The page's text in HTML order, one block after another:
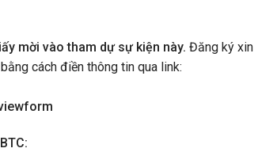
mời vào tham dự sự kiện này. Đăng ký xin
cách điền thông tin qua link: